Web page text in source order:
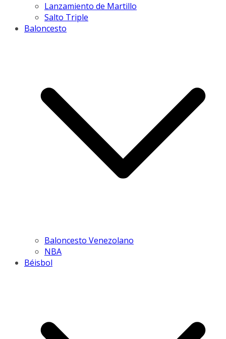
Lanzamiento de Martillo
Salto Triple
Baloncesto
Baloncesto Venezolano
NBA
Béisbol